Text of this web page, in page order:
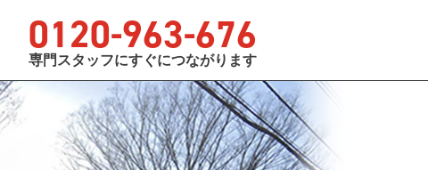
0120-963-676
専門スタッフにすぐにつながります